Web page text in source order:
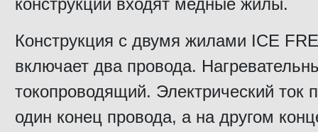
конструкции входят медные жилы.
Конструкция с двумя жилами ICE
включает два провода.
токопроводящий. Электрический ток
один конец провода, а на другом